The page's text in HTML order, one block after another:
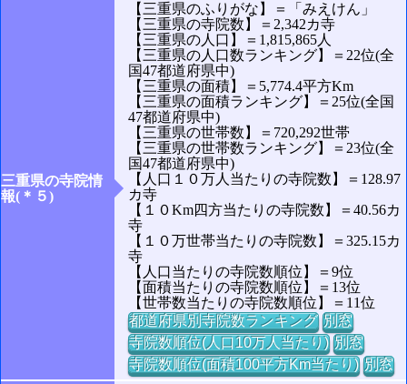
三重県の寺院情
報(＊５)
【三重県のふりがな】＝「みえけん」
【三重県の寺院数】＝2,342カ寺
【三重県の人口】＝1,815,865人
【三重県の人口数ランキング】＝22位(全
国47都道府県中)
【三重県の面積】＝5,774.4平方Km
【三重県の面積ランキング】＝25位(全国
47都道府県中)
【三重県の世帯数】＝720,292世帯
【三重県の世帯数ランキング】＝23位(全
国47都道府県中)
【人口１０万人当たりの寺院数】＝128.97
カ寺
【１０Km四方当たりの寺院数】＝40.56カ
寺
【１０万世帯当たりの寺院数】＝325.15カ
寺
【人口当たりの寺院数順位】＝9位
【面積当たりの寺院数順位】＝13位
【世帯数当たりの寺院数順位】＝11位
都道府県別寺院数ランキング 別窓
寺院数順位(人口10万人当たり) 別窓
寺院数順位(面積100平方Km当たり) 別窓